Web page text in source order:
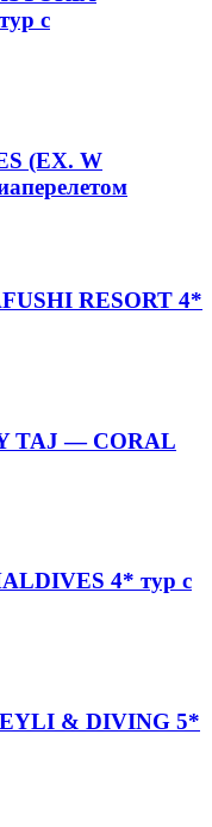
с
(EX. W
RESORT 4*
TAJ — CORAL
4* тур с
& DIVING 5*